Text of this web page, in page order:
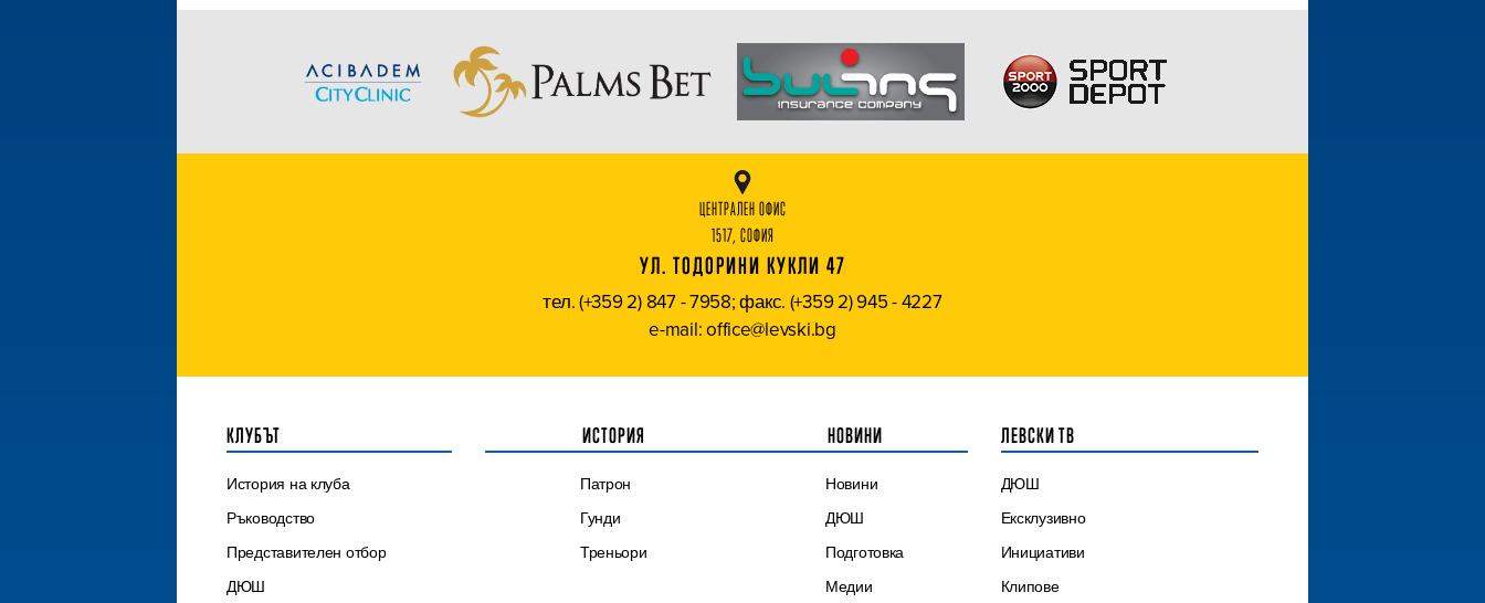
ЦЕНТРАЛЕН ОФИС
1517, СОФИЯ
УЛ. ТОДОРИНИ КУКЛИ 47
тел. (+359 2) 847 - 7958; факс. (+359 2) 945 - 4227
e-mail: office@levski.bg
КЛУБЪТ
История на клуба
Ръководство
Представителен отбор
ДЮШ
ИСТОРИЯ
Патрон
Гунди
Треньори
НОВИНИ
Новини
ДЮШ
Подготовка
Медии
ЛЕВСКИ ТВ
ДЮШ
Ексклузивно
Инициативи
Клипове